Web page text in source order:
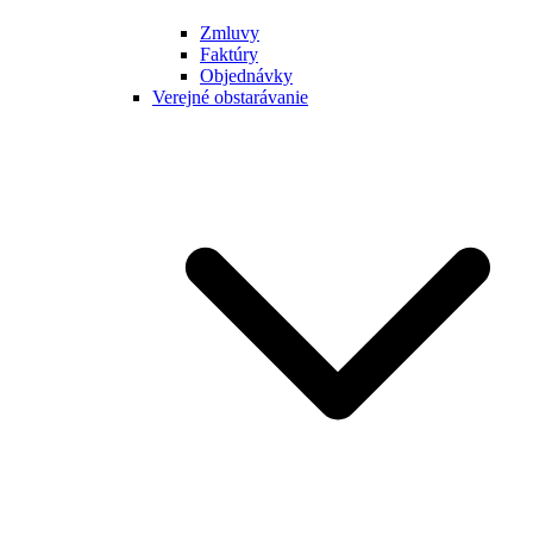
Zmluvy
Faktúry
Objednávky
Verejné obstarávanie